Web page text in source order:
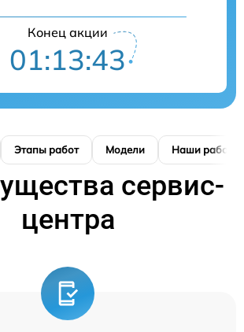
Конец акции
01:13:42
Этапы работ Модели Наши работы
сервис-
центра